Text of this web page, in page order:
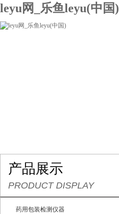
leyu网_乐鱼leyu(中国)
产品展示
PRODUCT DISPLAY
药用包装检测仪器